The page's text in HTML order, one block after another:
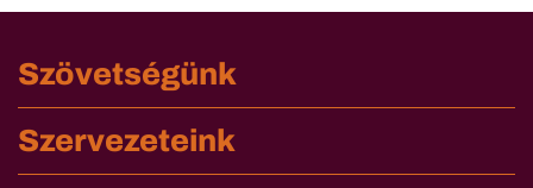
Szövetségünk
Szervezeteink